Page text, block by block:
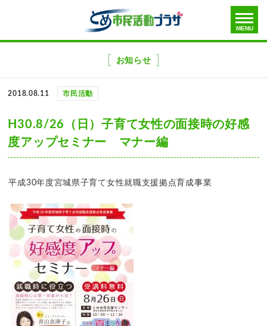
ニ
ば
す
toggle
menu
MENU
お知らせ
2018.08.11 市民活動
H30.8/26（日）子育て女性の面接時の好感
度アップセミナー マナー編
平成30年度宮城県子育て女性就職支援拠点育成事業